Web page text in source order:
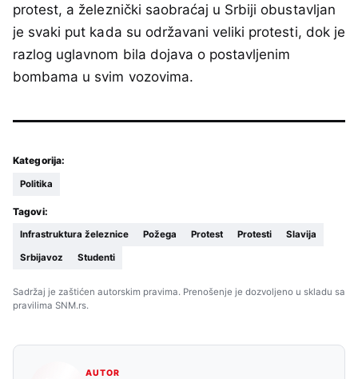
protest, a železnički saobraćaj u Srbiji obustavljan
je svaki put kada su održavani veliki protesti, dok je
razlog uglavnom bila dojava o postavljenim
bombama u svim vozovima.
Kategorija:
Politika
Tagovi:
Infrastruktura železnice Požega Protest Protesti Slavija
Srbijavoz Studenti
Sadržaj je zaštićen autorskim pravima. Prenošenje je dozvoljeno u skladu sa
pravilima SNM.rs.
AUTOR